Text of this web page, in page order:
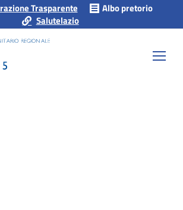
Trasparente
Albo pretorio
Salutelazio